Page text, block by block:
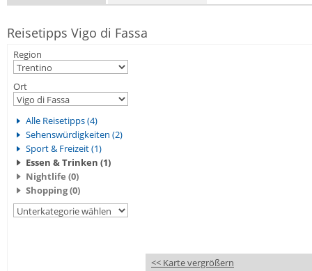
Reisetipps Vigo di Fassa
Region
Ort
Alle Reisetipps (4)
Sehenswürdigkeiten (2)
Sport & Freizeit (1)
Essen & Trinken (1)
Nightlife (0)
Shopping (0)
<< Karte vergrößern